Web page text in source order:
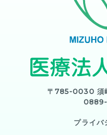
〒785-0030 須
プライバ